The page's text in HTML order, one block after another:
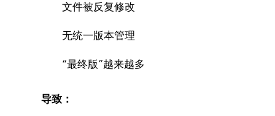
文件被反复修改
无统一版本管理
“最终版”越来越多
导致：